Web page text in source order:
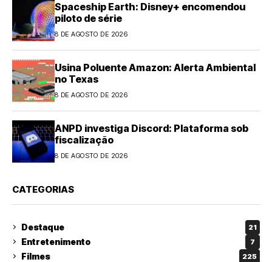
Spaceship Earth: Disney+ encomendou
piloto de série
8 DE AGOSTO DE 2026
Usina Poluente Amazon: Alerta Ambiental
no Texas
8 DE AGOSTO DE 2026
ANPD investiga Discord: Plataforma sob
fiscalização
8 DE AGOSTO DE 2026
CATEGORIAS
Destaque 21
Entretenimento 7
Filmes 225